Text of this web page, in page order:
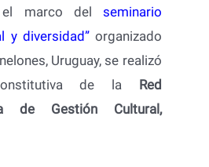
el marco del seminario
y diversidad”organizado
Uruguay, se realizó
de la Red
de Gestión Cultural,